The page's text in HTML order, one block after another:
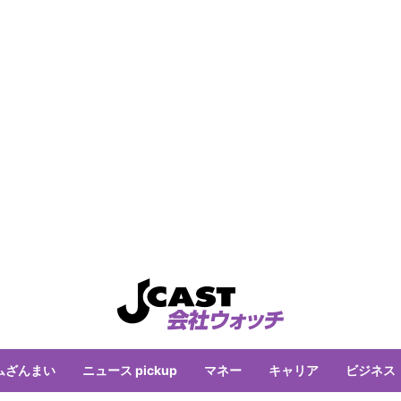
ざんまい ニュース pickup マネー キャリア ビジネス